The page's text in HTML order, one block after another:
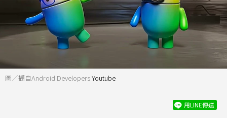
圖／擷自Android DevelopersYoutube
用LINE傳送